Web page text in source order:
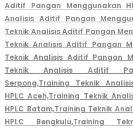
Aditif Pangan Menggunakan
Analisis Aditif Pangan
Teknik Analisis Aditif Pangan
Teknik Analisis Aditif Pangan
Teknik Analisis Aditif Pangan
Teknik Analisis Aditif
Serpong,Training Teknik
HPLC Aceh,Training Teknik
HPLC Batam,Training Teknik
HPLC Bengkulu,Training